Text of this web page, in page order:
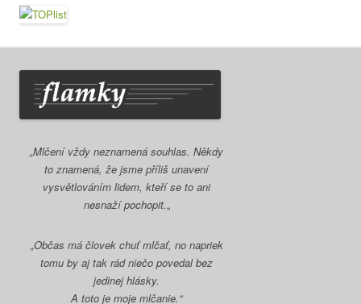
„Mlčení vždy neznamená souhlas. Někdy
to znamená, že jsme příliš unavení
vysvětlováním lidem, kteří se to ani
nesnaží pochopit.„
„Občas má človek chuť mlčať, no napriek
tomu by aj tak rád niečo povedal bez
jedinej hlásky.
A toto je moje mlčanie.“